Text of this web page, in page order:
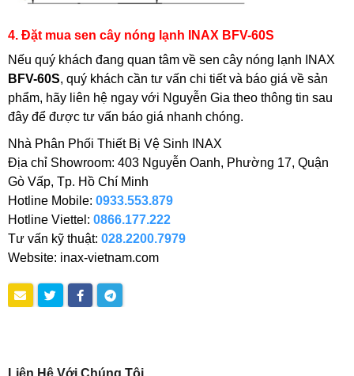
4. Đặt mua sen cây nóng lạnh INAX BFV-60S
Nếu quý khách đang quan tâm về sen cây nóng lạnh INAX
BFV-60S, quý khách cần tư vấn chi tiết và báo giá về sản
phẩm, hãy liên hệ ngay với Nguyễn Gia theo thông tin sau
đây để được tư vấn báo giá nhanh chóng.
Nhà Phân Phối Thiết Bị Vệ Sinh INAX
Địa chỉ Showroom: 403 Nguyễn Oanh, Phường 17, Quận
Gò Vấp, Tp. Hồ Chí Minh
Hotline Mobile: 0933.553.879
Hotline Viettel: 0866.177.222
Tư vấn kỹ thuật: 028.2200.7979
Website: inax-vietnam.com
Liên Hệ Với Chúng Tôi